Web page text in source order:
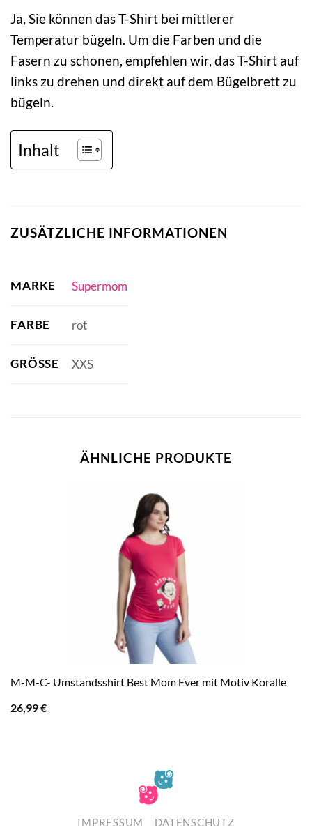
Ja, Sie können das T-Shirt bei mittlerer
Temperatur bügeln. Um die Farben und die
Fasern zu schonen, empfehlen wir, das T-Shirt auf
links zu drehen und direkt auf dem Bügelbrett zu
bügeln.
Inhalt
ZUSÄTZLICHE INFORMATIONEN
MARKE Supermom
FARBE rot
GRÖSSE XXS
ÄHNLICHE PRODUKTE
M-M-C- Umstandsshirt Best Mom Ever mit Motiv Koralle
26,99€
IMPRESSUM DATENSCHUTZ